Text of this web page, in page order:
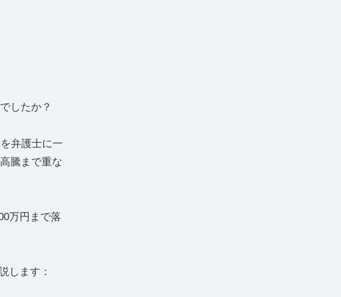
したか？
弁護士に一
騰まで重な
万円まで落
します：